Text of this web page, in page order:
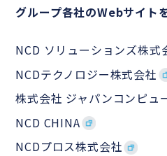
グループ各社のWebサイト
NCD ソリューションズ株式
NCDテクノロジー株式会社
株式会社 ジャパンコンピュ
NCD CHINA
NCDプロス株式会社